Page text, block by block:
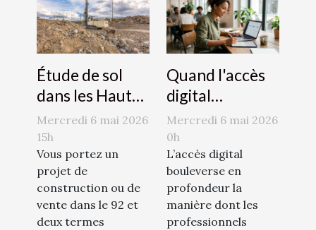
Étude de sol
dans les Hauts-
de-Seine : entre
missions G1 et
G2, quel niveau
d'investigation
pour votre
projet ?
Mercredi 6 mai 2026
15h
Vous portez un
projet de
construction ou de
vente dans le 92 et
deux termes
Quand l'accès
digital
révolutionne la
gestion des
professionnels
indépendants
Mercredi 6 mai 2026
0h
L’accès digital
bouleverse en
profondeur la
manière dont les
professionnels